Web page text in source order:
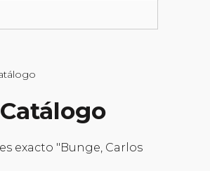
Catálogo
exacto "Bunge, Carlos